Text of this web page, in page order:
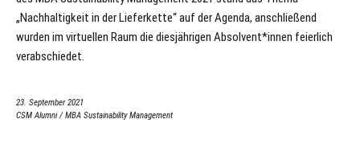
„Nachhaltigkeit in der Lieferkette“ auf der Agenda, anschließend
wurden im virtuellen Raum die diesjährigen Absolvent*innen feierlich
verabschiedet.
23. September 2021
CSM Alumni/MBA Sustainability Management